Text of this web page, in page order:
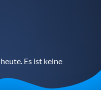
Es ist keine